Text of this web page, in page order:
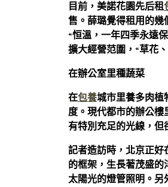
目前，美諾花園先后租
售。薛璐覺得租用的幾
“恒溫，一年四季永遠
擴大經營范圍，“草花
在辦公室里種蔬菜
在包養城市里養多肉植
度。現代都市的辦公樓
有特別充足的光線，但
記者造訪時，北京正好
的框架，生長著茂盛的
太陽光的燈管照明。另